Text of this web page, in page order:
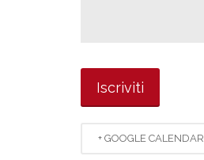
+ GOOGLE CALENDAR